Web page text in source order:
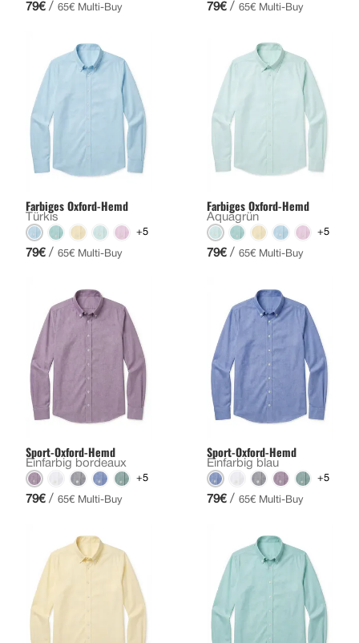
79€ / 65€ Multi-Buy 79€ / 65€ Multi-Buy
Farbiges Oxford-Hemd
Türkis
+5
79€ / 65€ Multi-Buy
Farbiges Oxford-Hemd
Aquagrün
+5
79€ / 65€ Multi-Buy
Sport-Oxford-Hemd
Einfarbig bordeaux
+5
79€ / 65€ Multi-Buy
Sport-Oxford-Hemd
Einfarbig blau
+5
79€ / 65€ Multi-Buy